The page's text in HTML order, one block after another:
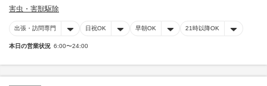
害虫・害獣駆除
出張・訪問専門 日祝OK 早朝OK 21時以降OK
本日の営業状況 6:00〜24:00